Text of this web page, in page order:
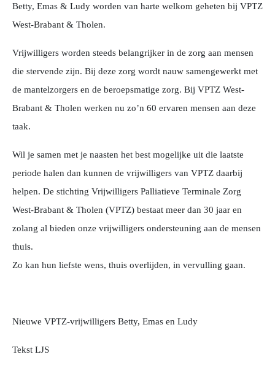
Betty, Emas & Ludy worden van harte welkom geheten bij VPTZ
West-Brabant & Tholen.
Vrijwilligers worden steeds belangrijker in de zorg aan mensen
die stervende zijn. Bij deze zorg wordt nauw samengewerkt met
de mantelzorgers en de beroepsmatige zorg. Bij VPTZ West-
Brabant & Tholen werken nu zo’n 60 ervaren mensen aan deze
taak.
Wil je samen met je naasten het best mogelijke uit die laatste
periode halen dan kunnen de vrijwilligers van VPTZ daarbij
helpen. De stichting Vrijwilligers Palliatieve Terminale Zorg
West-Brabant & Tholen (VPTZ) bestaat meer dan 30 jaar en
zolang al bieden onze vrijwilligers ondersteuning aan de mensen
thuis.
Zo kan hun liefste wens, thuis overlijden, in vervulling gaan.
Nieuwe VPTZ-vrijwilligers Betty, Emas en Ludy
Tekst LJS